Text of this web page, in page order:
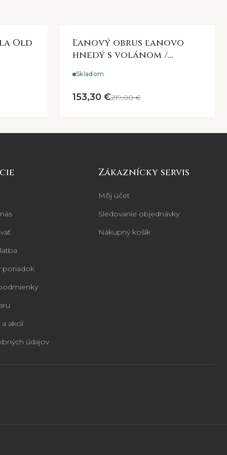
Old
Ľanový obrus ľanovo
hnedý s volánom /
Skladom
153,30 €219,00 €
poriadok
a akcií
údajov
Zákaznícky servis
Môj účet
Sledovanie objednávky
Nákupný košík